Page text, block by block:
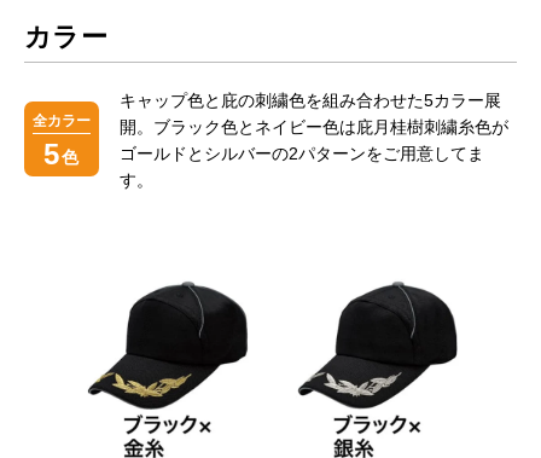
カラー
全カラー
5色
キャップ色と庇の刺繍色を組み合わせた5カラー展
開。ブラック色とネイビー色は庇月桂樹刺繍糸色が
ゴールドとシルバーの2パターンをご用意してま
す。